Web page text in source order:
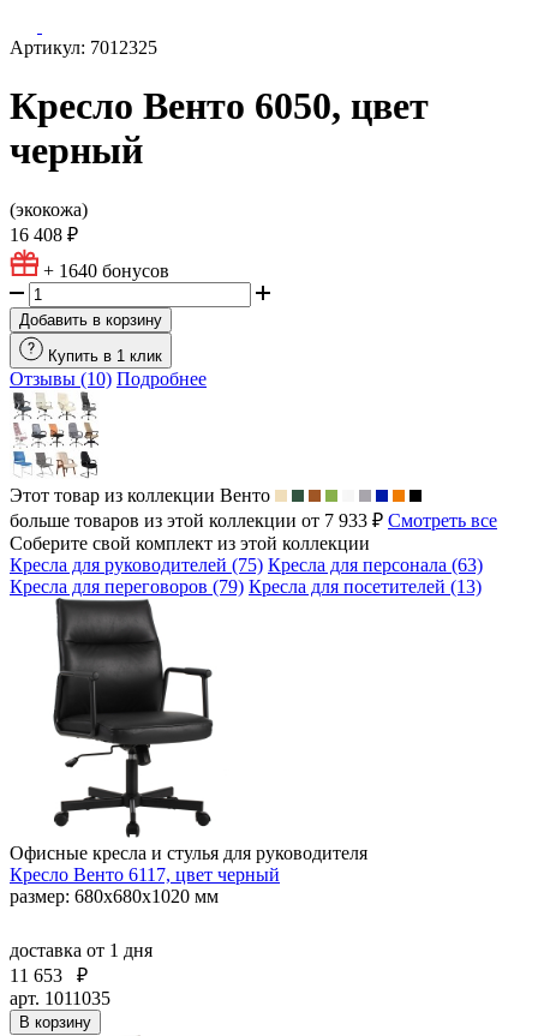
Артикул: 7012325
Кресло Венто 6050, цвет
черный
(экокожа)
16 408 ₽
+ 1640 бонусов
Добавить в корзину
Купить в 1 клик
Отзывы (10) Подробнее
Этот товар из коллекции Венто
больше товаров из этой коллекции от 7 933 ₽ Смотреть все
Соберите свой комплект из этой коллекции
Кресла для руководителей (75) Кресла для персонала (63)
Кресла для переговоров (79) Кресла для посетителей (13)
Офисные кресла и стулья для руководителя
Кресло Венто 6117, цвет черный
размер: 680х680х1020 мм
доставка от 1 дня
11 653
₽
арт. 1011035
В корзину